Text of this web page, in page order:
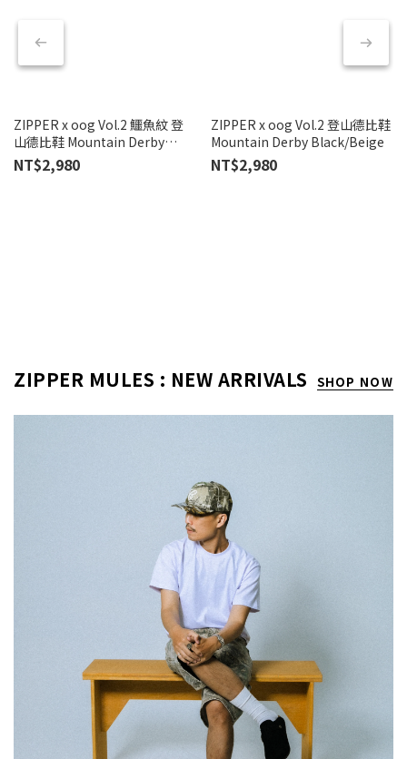
ZIPPER x oog Vol.2 鱷魚紋 登
山德比鞋 Mountain Derby
Black/Brown
NT$2,980
ZIPPER x oog Vol.2 登山德比鞋
Mountain Derby Black/Beige
NT$2,980
ZIPPER MULES : NEW ARRIVALS SHOP NOW